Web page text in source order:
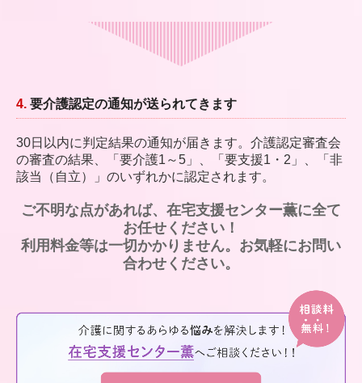
4. 要介護認定の通知が送られてきます
30日以内に判定結果の通知が届きます。介護認定審査会
の審査の結果、「要介護1～5」、「要支援1・2」、「非
該当（自立）」のいずれかに認定されます。
ご不明な点があれば、在宅支援センター薫に全て
お任せください！
利用料金等は一切かかりません。お気軽にお問い
合わせください。